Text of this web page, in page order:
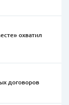
охватил
договоров